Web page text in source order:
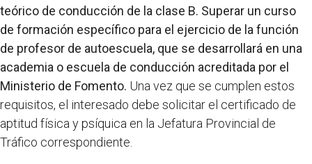
teórico de conducción de la clase B. Superar un curso
de formación específico para el ejercicio de la función
de profesor de autoescuela, que se desarrollará en una
academia o escuela de conducción acreditada por el
Ministerio de Fomento. Una vez que se cumplen estos
requisitos, el interesado debe solicitar el certificado de
aptitud física y psíquica en la Jefatura Provincial de
Tráfico correspondiente.